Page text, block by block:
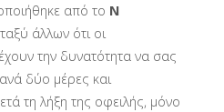
από το Ν
άλλων ότι οι
έχουν την δυνατότητα να σας
δύο μέρες και
τη λήξη της οφειλής, μόνο